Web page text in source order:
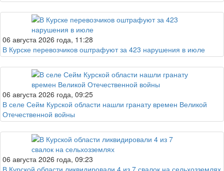
06 августа 2026 года, 11:28
В Курске перевозчиков оштрафуют за 423 нарушения в июле
06 августа 2026 года, 09:25
В селе Сейм Курской области нашли гранату времен Великой
Отечественной войны
06 августа 2026 года, 09:23
В Курской области ликвидировали 4 из 7 свалок на сельхозземлях